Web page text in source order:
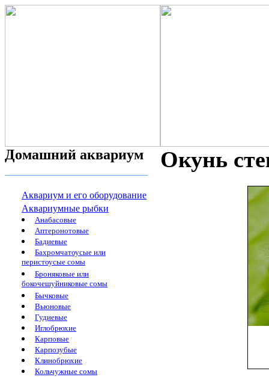
Домашний аквариум
Аквариум и его оборудование
Аквариумные рыбки
Анабасовые
Аптеронотовые
Бадиевые
Бахромчатоусые или
перистоусые сомы
Броняковые или
бокочешуйниковые сомы
Бычковые
Вьюновые
Гудиевые
Иглобрюхие
Карповые
Карпозубые
Клинобрюхие
Кольчужные сомы
Окунь